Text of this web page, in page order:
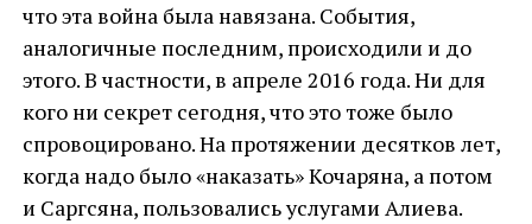
что эта война была навязана. События,
аналогичные последним, происходили и до
этого. В частности, в апреле 2016 года. Ни для
кого ни секрет сегодня, что это тоже было
спровоцировано. На протяжении десятков лет,
когда надо было «наказать» Кочаряна, а потом
и Саргсяна, пользовались услугами Алиева.